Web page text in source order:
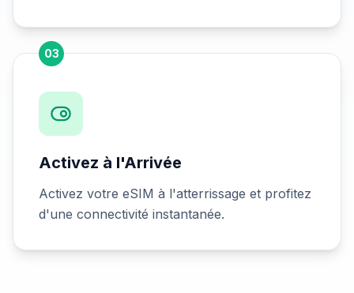
03
Activez à l'Arrivée
Activez votre eSIM à l'atterrissage et profitez
d'une connectivité instantanée.